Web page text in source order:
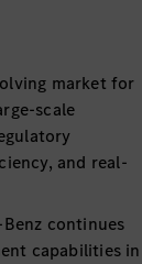
market for
scale
and real-
continues
capabilities in